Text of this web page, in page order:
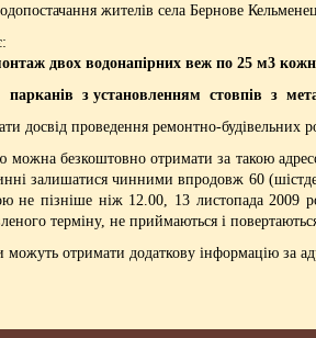
жителів села Бернове
двох водонапірних веж по 25 м3
з установленням стовпів з
досвід проведення ремонтно-будівельних
можна безкоштовно отримати за такою
залишатися чинними впродовж 60
не пізніше ніж 12.00, 13 листопада 2009
терміну, не приймаються і
можуть отримати додаткову інформацію